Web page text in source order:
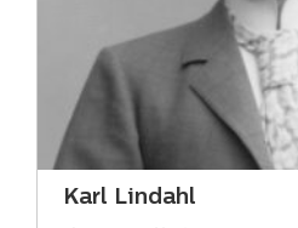
Karl Lindahl